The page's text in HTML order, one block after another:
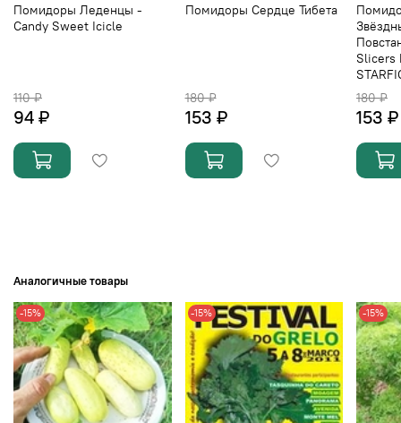
Помидоры Леденцы -
Candy Sweet Icicle
110 ₽
94 ₽
Помидоры Сердце Тибета
180 ₽
153 ₽
Slicers
180 ₽
153 ₽
Аналогичные товары
-15% -15% -15%